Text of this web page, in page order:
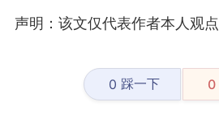
声明：该文仅代表作者本人观点
0 踩一下 0